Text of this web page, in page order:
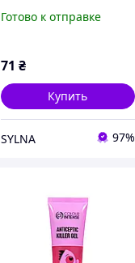
Дыня защитный
Готово к отправке
71 ₴
Купить
SYLNA 97%